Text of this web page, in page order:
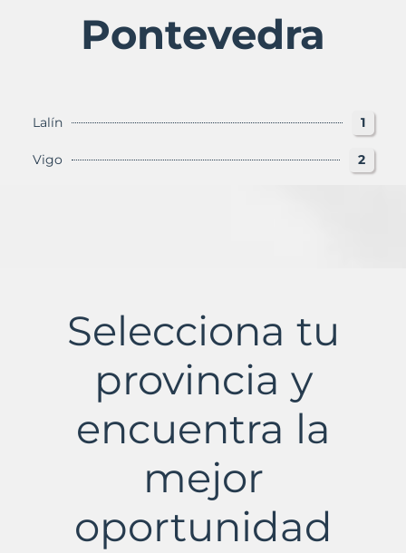
Pontevedra
Lalín 1
Vigo 2
Selecciona tu
provincia y
encuentra la
mejor
oportunidad